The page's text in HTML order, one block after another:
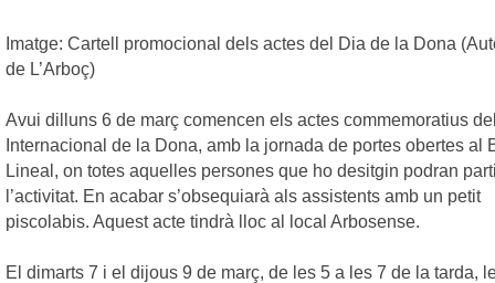
Imatge: Cartell promocional dels actes del Dia de la Dona
de L’Arboç)
Avui dilluns 6 de març comencen els actes commemoratius
Internacional de la Dona, amb la jornada de portes obertes al
Lineal, on totes aquelles persones que ho desitgin podran
l’activitat. En acabar s’obsequiarà als assistents amb un petit
piscolabis. Aquest acte tindrà lloc al local Arbosense.
El dimarts 7 i el dijous 9 de març, de les 5 a les 7 de la tarda,